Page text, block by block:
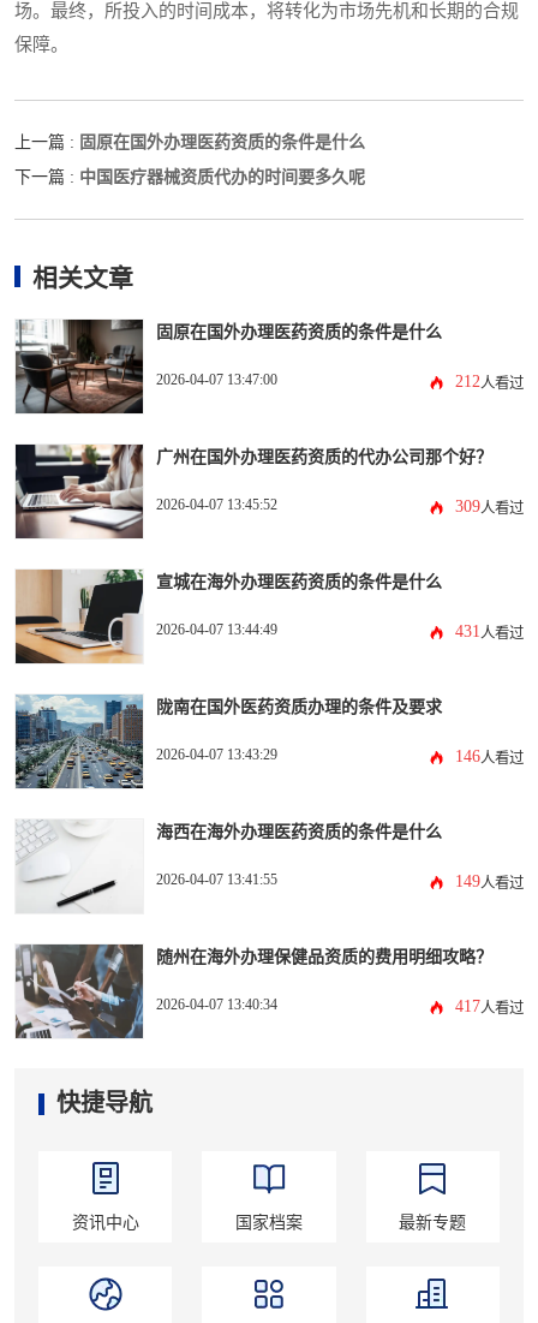
场。最终，所投入的时间成本，将转化为市场先机和长期的合规
保障。
上一篇 : 固原在国外办理医药资质的条件是什么
下一篇 : 中国医疗器械资质代办的时间要多久呢
相关文章
固原在国外办理医药资质的条件是什么
2026-04-07 13:47:00 212人看过
广州在国外办理医药资质的代办公司那个好？
2026-04-07 13:45:52 309人看过
宣城在海外办理医药资质的条件是什么
2026-04-07 13:44:49 431人看过
陇南在国外医药资质办理的条件及要求
2026-04-07 13:43:29 146人看过
海西在海外办理医药资质的条件是什么
2026-04-07 13:41:55 149人看过
随州在海外办理保健品资质的费用明细攻略？
2026-04-07 13:40:34 417人看过
快捷导航
资讯中心 国家档案 最新专题